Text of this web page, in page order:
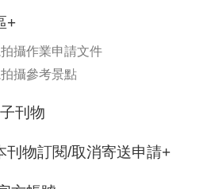
+
攝作業申請文件
攝參考景點
刊物
刊物訂閱/取消寄送申請+